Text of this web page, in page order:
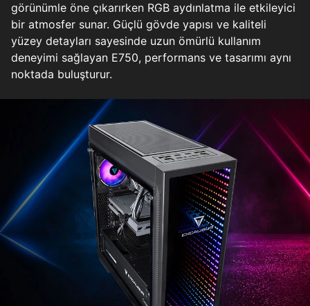
görünümle öne çıkarırken RGB aydınlatma ile etkileyici
bir atmosfer sunar. Güçlü gövde yapısı ve kaliteli
yüzey detayları sayesinde uzun ömürlü kullanım
deneyimi sağlayan E750, performans ve tasarımı aynı
noktada buluşturur.